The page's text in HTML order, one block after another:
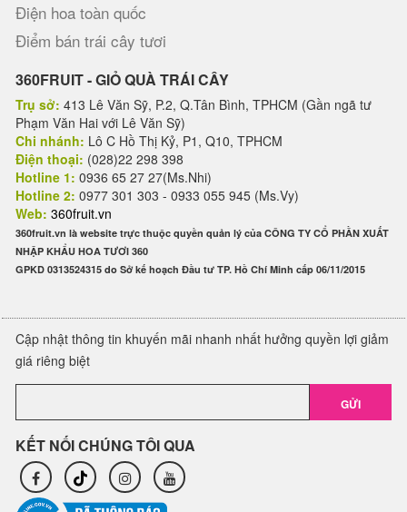
Điện hoa toàn quốc
Điểm bán trái cây tươi
360FRUIT - GIỎ QUÀ TRÁI CÂY
Trụ sở: 413 Lê Văn Sỹ, P.2, Q.Tân Bình, TPHCM (Gần ngã tư
Phạm Văn Hai với Lê Văn Sỹ)
Chi nhánh: Lô C Hồ Thị Kỷ, P1, Q10, TPHCM
Điện thoại: (028)22 298 398
Hotline 1: 0936 65 27 27(Ms.Nhi)
Hotline 2: 0977 301 303 - 0933 055 945 (Ms.Vy)
Web: 360fruit.vn
360fruit.vn là website trực thuộc quyền quản lý của CÔNG TY CỔ PHẦN XUẤT
NHẬP KHẨU HOA TƯƠI 360
GPKD 0313524315 do Sở kế hoạch Đầu tư TP. Hồ Chí Minh cấp 06/11/2015
Cập nhật thông tin khuyến mãi nhanh nhất hưởng quyền lợi giảm
giá riêng biệt
GỬI
KẾT NỐI CHÚNG TÔI QUA